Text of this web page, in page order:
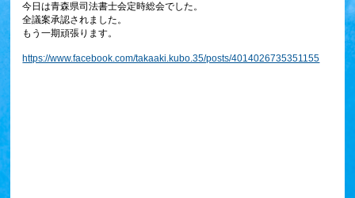
今日は青森県司法書士会定時総会でした。
全議案承認されました。
もう一期頑張ります。
https://www.facebook.com/takaaki.kubo.35/posts/4014026735351155